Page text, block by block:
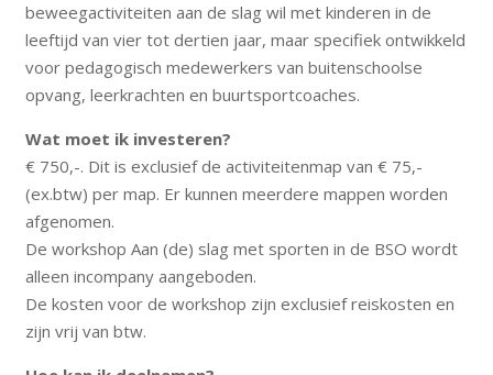
beweegactiviteiten aan de slag wil met kinderen in de
leeftijd van vier tot dertien jaar, maar specifiek ontwikkeld
voor pedagogisch medewerkers van buitenschoolse
opvang, leerkrachten en buurtsportcoaches.
Wat moet ik investeren?
€ 750,-. Dit is exclusief de activiteitenmap van € 75,-
(ex.btw) per map. Er kunnen meerdere mappen worden
afgenomen.
De workshop Aan (de) slag met sporten in de BSO wordt
alleen incompany aangeboden.
De kosten voor de workshop zijn exclusief reiskosten en
zijn vrij van btw.